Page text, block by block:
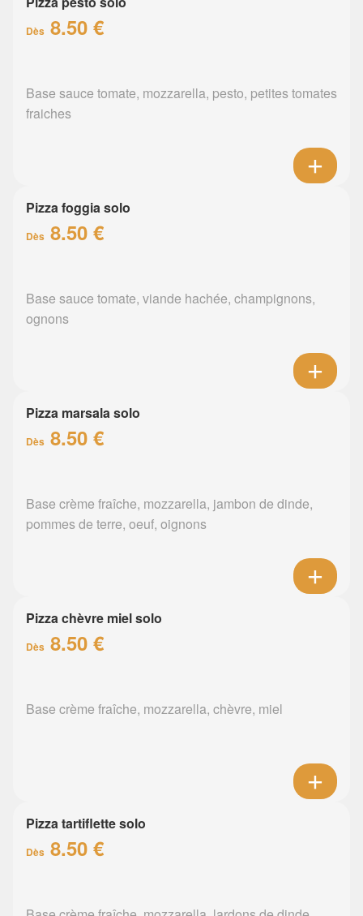
Dès 8.50 €
Base sauce tomate, mozzarella, pesto, petites tomates
fraiches
Pizza foggia solo
Dès 8.50 €
Base sauce tomate, viande hachée, champignons,
ognons
Pizza marsala solo
Dès 8.50 €
Base crème fraîche, mozzarella, jambon de dinde,
pommes de terre, oeuf, oignons
Pizza chèvre miel solo
Dès 8.50 €
Base crème fraîche, mozzarella, chèvre, miel
Pizza tartiflette solo
Dès 8.50 €